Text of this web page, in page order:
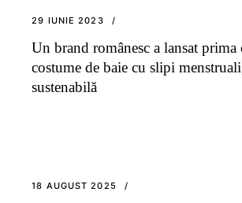
29 IUNIE 2023
Un brand românesc a lansat prima
costume de baie cu slipi
sustenabilă
18 AUGUST 2025